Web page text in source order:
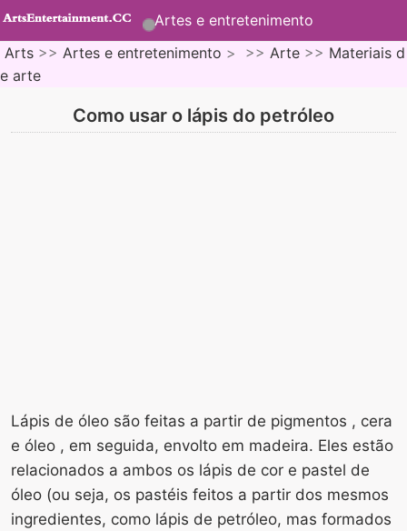
Artes e entretenimento
Arts >> Artes e entretenimento > >> Arte >> Materiais d
e arte
Como usar o lápis do petróleo
Lápis de óleo são feitas a partir de pigmentos , cera
e óleo , em seguida, envolto em madeira. Eles estão
relacionados a ambos os lápis de cor e pastel de
óleo (ou seja, os pastéis feitos a partir dos mesmos
ingredientes, como lápis de petróleo, mas formados